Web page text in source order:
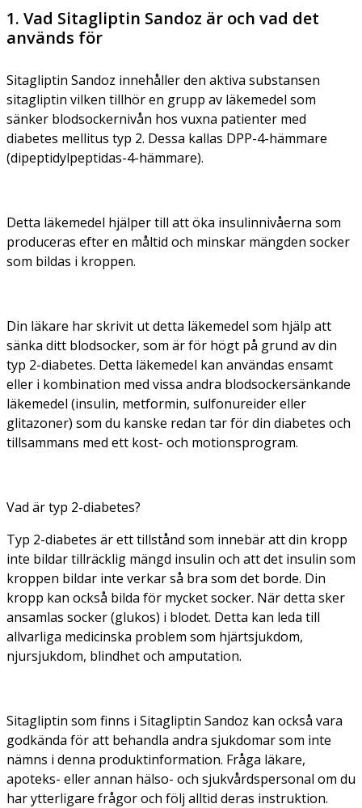
1. Vad Sitagliptin Sandoz är och vad det
används för
Sitagliptin Sandoz innehåller den aktiva substansen
sitagliptin vilken tillhör en grupp av läkemedel som
sänker blodsockernivån hos vuxna patienter med
diabetes mellitus typ 2. Dessa kallas DPP-4-hämmare
(dipeptidylpeptidas-4-hämmare).
Detta läkemedel hjälper till att öka insulinnivåerna som
produceras efter en måltid och minskar mängden socker
som bildas i kroppen.
Din läkare har skrivit ut detta läkemedel som hjälp att
sänka ditt blodsocker, som är för högt på grund av din
typ 2-diabetes. Detta läkemedel kan användas ensamt
eller i kombination med vissa andra blodsockersänkande
läkemedel (insulin, metformin, sulfonureider eller
glitazoner) som du kanske redan tar för din diabetes och
tillsammans med ett kost- och motionsprogram.
Vad är typ 2-diabetes?
Typ 2-diabetes är ett tillstånd som innebär att din kropp
inte bildar tillräcklig mängd insulin och att det insulin som
kroppen bildar inte verkar så bra som det borde. Din
kropp kan också bilda för mycket socker. När detta sker
ansamlas socker (glukos) i blodet. Detta kan leda till
allvarliga medicinska problem som hjärtsjukdom,
njursjukdom, blindhet och amputation.
Sitagliptin som finns i Sitagliptin Sandoz kan också vara
godkända för att behandla andra sjukdomar som inte
nämns i denna produktinformation. Fråga läkare,
apoteks- eller annan hälso- och sjukvårdspersonal om du
har ytterligare frågor och följ alltid deras instruktion.